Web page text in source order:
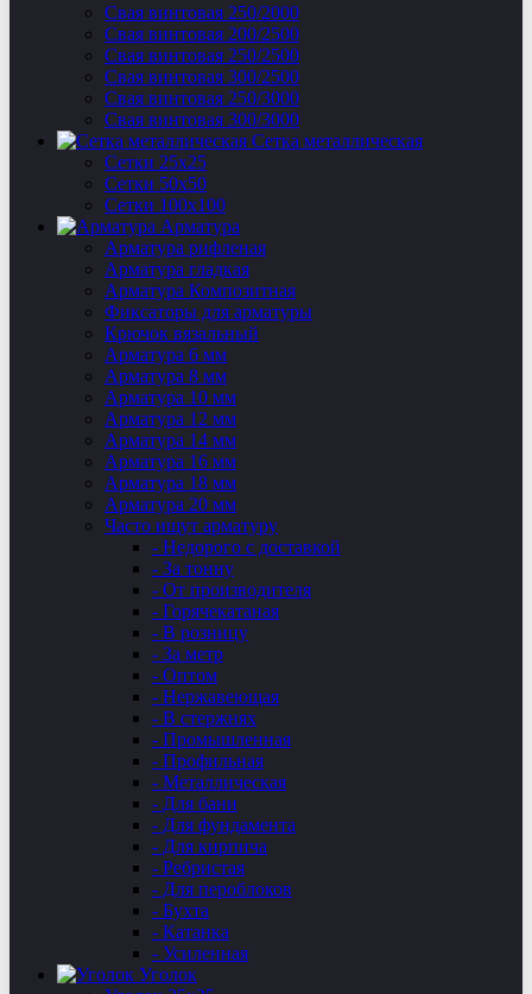
Свая винтовая 250/2000
Свая винтовая 200/2500
Свая винтовая 250/2500
Свая винтовая 300/2500
Свая винтовая 250/3000
Свая винтовая 300/3000
Сетка металлическая
Сетки 25х25
Сетки 50х50
Сетки 100х100
Арматура
Арматура рифленая
Арматура гладкая
Арматура Композитная
Фиксаторы для арматуры
Крючок вязальный
Арматура 6 мм
Арматура 8 мм
Арматура 10 мм
Арматура 12 мм
Арматура 14 мм
Арматура 16 мм
Арматура 18 мм
Арматура 20 мм
Часто ищут арматуру
- Недорого с доставкой
- За тонну
- От производителя
- Горячекатаная
- В розницу
- За метр
- Оптом
- Нержавеющая
- В стержнях
- Промышленная
- Профильная
- Металлическая
- Для бани
- Для фундамента
- Для кирпича
- Ребристая
- Для пероблоков
- Бухта
- Катанка
- Усиленная
Уголок